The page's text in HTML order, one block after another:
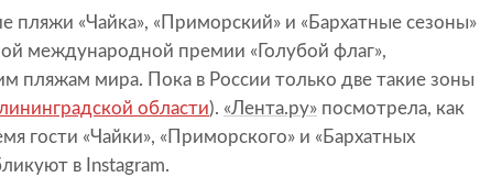
пляжи «Чайка», «Приморский» и «Бархатные сезоны»
международной премии «Голубой флаг»,
пляжам мира. Пока в России только две такие зоны
области). «Лента.ру» посмотрела, как
гости «Чайки», «Приморского» и «Бархатных
в Instagram.